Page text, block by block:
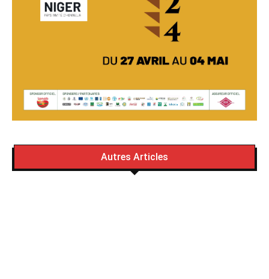
Autres Articles